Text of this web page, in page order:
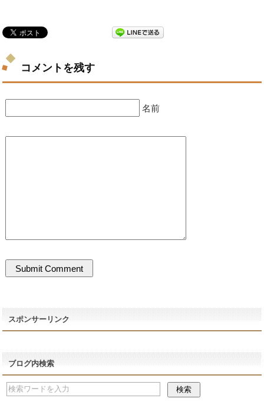
コメントを残す
名前
スポンサーリンク
ブログ内検索